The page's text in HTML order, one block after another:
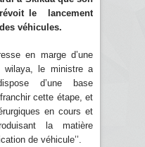
le lancement
des véhicules.
en marge d’une
le ministre a
d’une base
cette étape, et
en cours et
la matière
de véhicule’’.